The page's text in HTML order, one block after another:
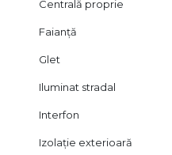
Centrală proprie
Faianță
Glet
Iluminat stradal
Interfon
Izolație exterioară